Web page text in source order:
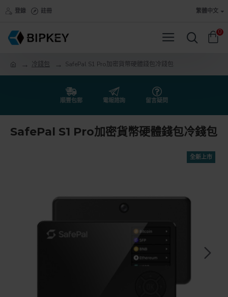
登錄 註冊 繁體中文
0
冷錢包 SafePal S1 Pro加密貨幣硬體錢包冷錢包
順豐包郵 電報諮詢 留言疑問
SafePal S1 Pro加密貨幣硬體錢包冷錢包
全新上市